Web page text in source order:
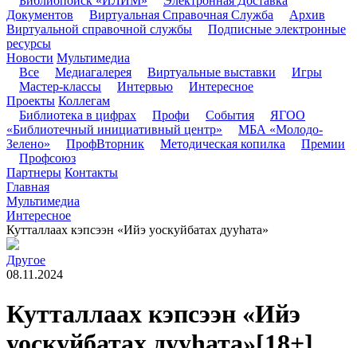
Документов
Виртуальная Справочная Служба
Архив
Виртуальной справочной службы
Подписные электронные
ресурсы
Новости Мультимедиа
Все
Медиагалерея Виртуальные выставки
Игры
Мастер-классы
Интервью
Интересное
Проекты Коллегам
Библиотека в цифрах
Профи События
ЯГОО
«Библиотечный инициативный центр»
МБА «Молодо-
Зелено»
ПрофВторник Методическая копилка
Премии
Профсоюз
Партнеры Контакты
Главная
Мультимедиа
Интересное
Кутталлаах кэпсээн «Ийэ уоскуйбатах дууһата»
Другое
08.11.2024
Кутталлаах кэпсээн «Ийэ